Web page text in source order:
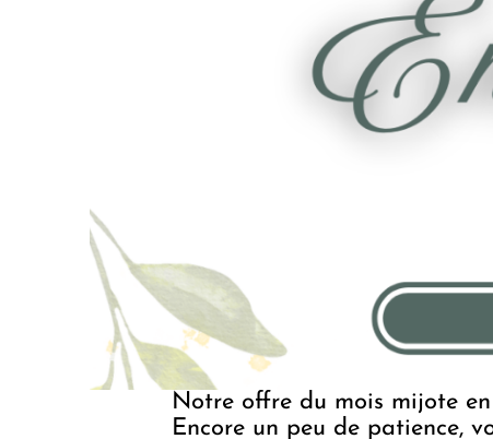
Notre offre du mois mijote en
Encore un peu de patience,